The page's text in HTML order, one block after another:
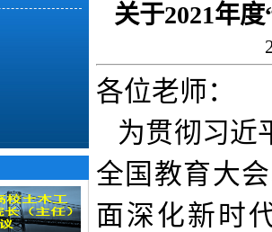
关于2021年
各位老师：
为贯彻习近
全国教育大
面深化新时